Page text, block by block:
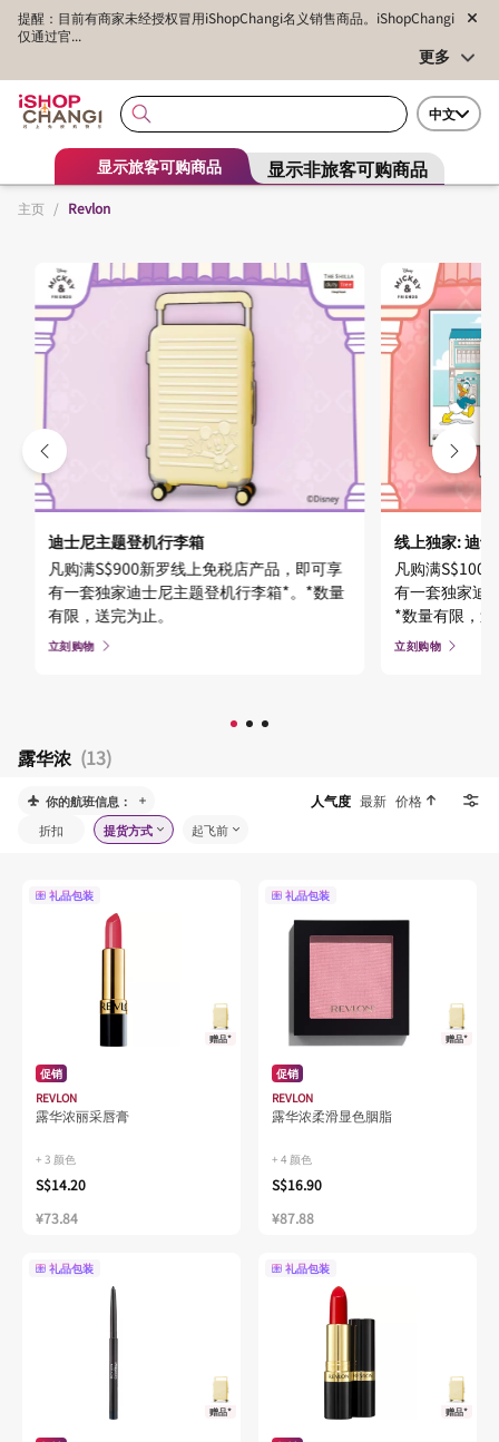
提醒：目前有商家未经授权冒用iShopChangi名义销售商品。iShopChangi
仅通过官...
更多
中文
显示旅客可购商品 显示非旅客可购商品
主页 / Revlon
迪士尼主题登机行李箱
凡购满S$900新罗线上免税店产品，即可享
有一套独家迪士尼主题登机行李箱*。*数量
有限，送完为止。
立刻购物
线上独家: 迪
凡购满S$100
有一套独家迪
*数量有限，
立刻购物
露华浓 (13)
你的航班信息： 人气度 最新 价格
折扣 提货方式 起飞前
礼品包装
赠品*
促销
REVLON
露华浓丽采唇膏
+ 3 颜色
S$14.20
¥73.84
礼品包装
赠品*
促销
REVLON
露华浓柔滑显色胭脂
+ 4 颜色
S$16.90
¥87.88
礼品包装
赠品*
礼品包装
赠品*